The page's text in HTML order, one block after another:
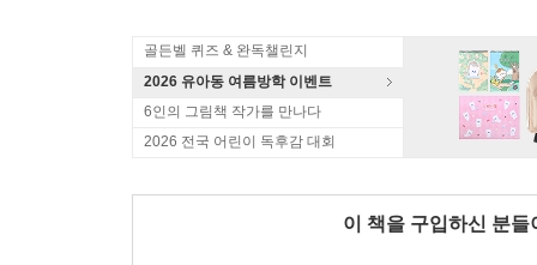
골든벨 퀴즈 & 완독챌린지
2026 유아동 여름방학 이벤트
6인의 그림책 작가를 만나다
2026 전국 어린이 독후감 대회
이 책을 구입하신 분